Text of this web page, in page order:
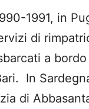
1991, in
di
a
In
di